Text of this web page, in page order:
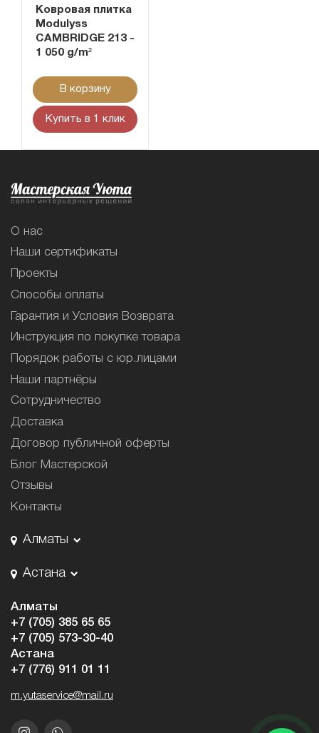
Ковровая плитка
Modulyss
CAMBRIDGE 213 -
1 050 g/m²
В корзину
Купить в 1 клик
О нас
Наши сертификаты
Проекты
Способы оплаты
Гарантия и Условия Возврата
Инструкция по покупке товара
Порядок работы с юр.лицами
Наши партнёры
Сотрудничество
Доставка
Договор публичной оферты
Блог Мастерской
Отзывы
Контакты
Алматы
Астана
Алматы
+7 (705) 385 65 65
+7 (705) 573-30-40
Астана
+7 (776) 911 01 11
m.yutaservice@mail.ru